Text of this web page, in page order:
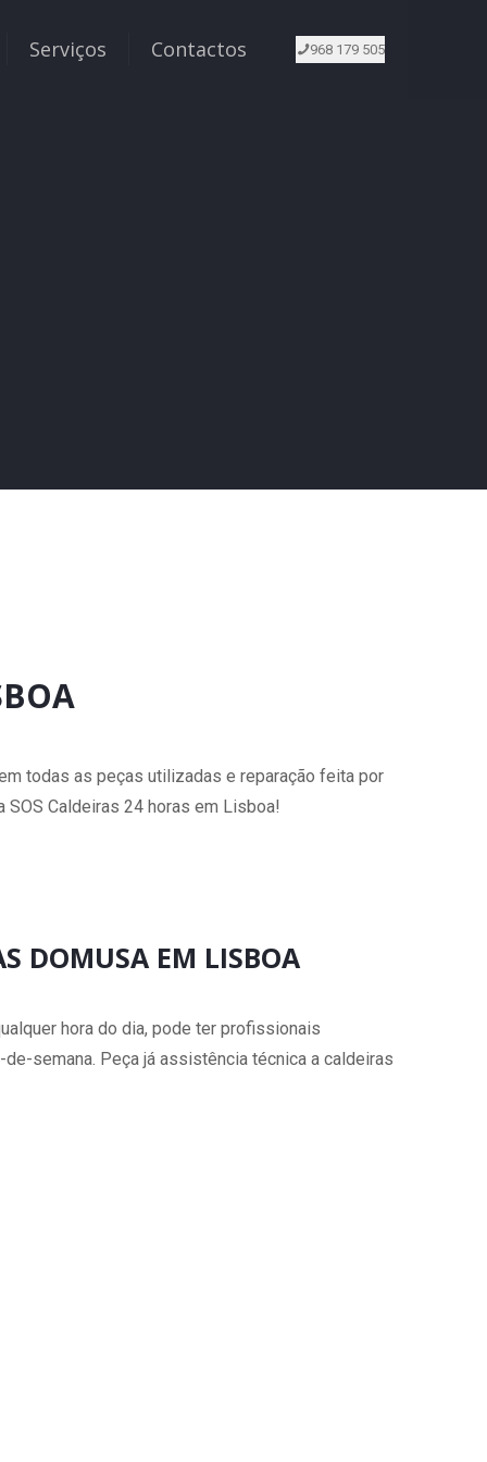
Serviços Contactos 968 179 505
todas as peças utilizadas e reparação feita por
Caldeiras 24 horas em Lisboa!
DOMUSA EM LISBOA
hora do dia, pode ter profissionais
semana. Peça já assistência técnica a caldeiras